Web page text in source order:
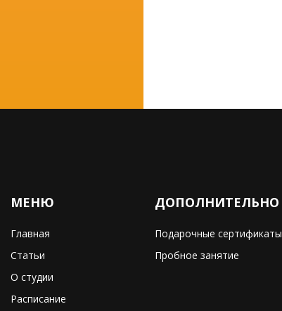
МЕНЮ
Главная
Статьи
О студии
Расписание
ДОПОЛНИТЕЛЬНО
Подарочные сертификаты
Пробное занятие